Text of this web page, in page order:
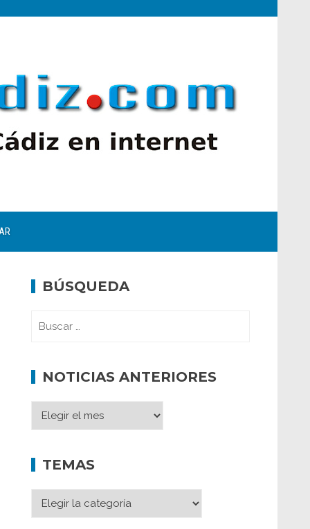
BÚSQUEDA
NOTICIAS ANTERIORES
TEMAS